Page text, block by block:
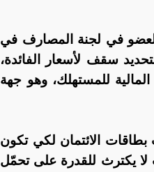
العضو في لجنة المصارف في
سقف لأسعار الفائدة،
للمستهلك، وهو جهة
الائتمان لكي تكون
لا يكترث للقدرة على تحمّل